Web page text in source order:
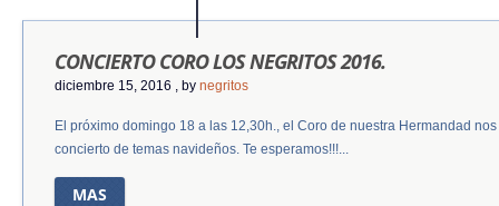
PRIVACIDAD APP
CONCIERTO CORO LOS NEGRITOS 2016.
diciembre 15, 2016 , by negritos
El próximo domingo 18 a las 12,30h., el Coro de nuestra Hermandad
concierto de temas navideños. Te esperamos!!!...
MAS